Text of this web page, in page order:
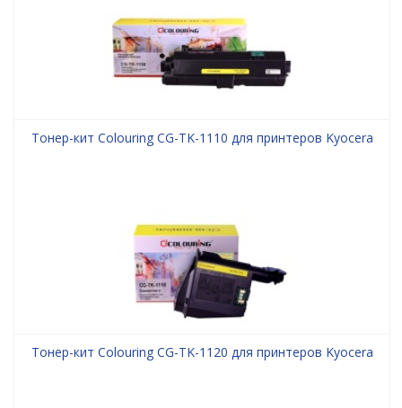
Тонер-кит Colouring CG-TK-1110 для принтеров Kyocera
Тонер-кит Colouring CG-TK-1120 для принтеров Kyocera